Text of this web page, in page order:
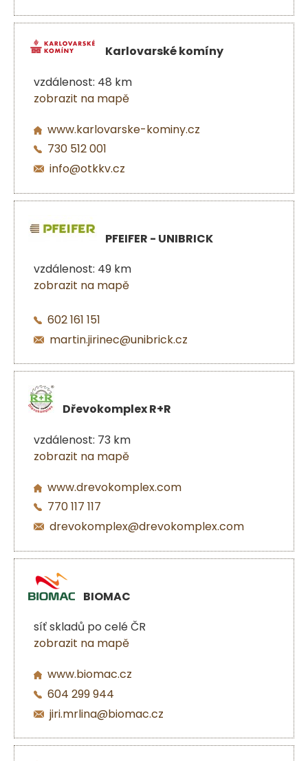
Karlovarské komíny
vzdálenost: 48 km
zobrazit na mapě
www.karlovarske-kominy.cz
730 512 001
info@otkkv.cz
PFEIFER - UNIBRICK
vzdálenost: 49 km
zobrazit na mapě
602 161 151
martin.jirinec@unibrick.cz
Dřevokomplex R+R
vzdálenost: 73 km
zobrazit na mapě
www.drevokomplex.com
770 117 117
drevokomplex@drevokomplex.com
BIOMAC
síť skladů po celé ČR
zobrazit na mapě
www.biomac.cz
604 299 944
jiri.mrlina@biomac.cz